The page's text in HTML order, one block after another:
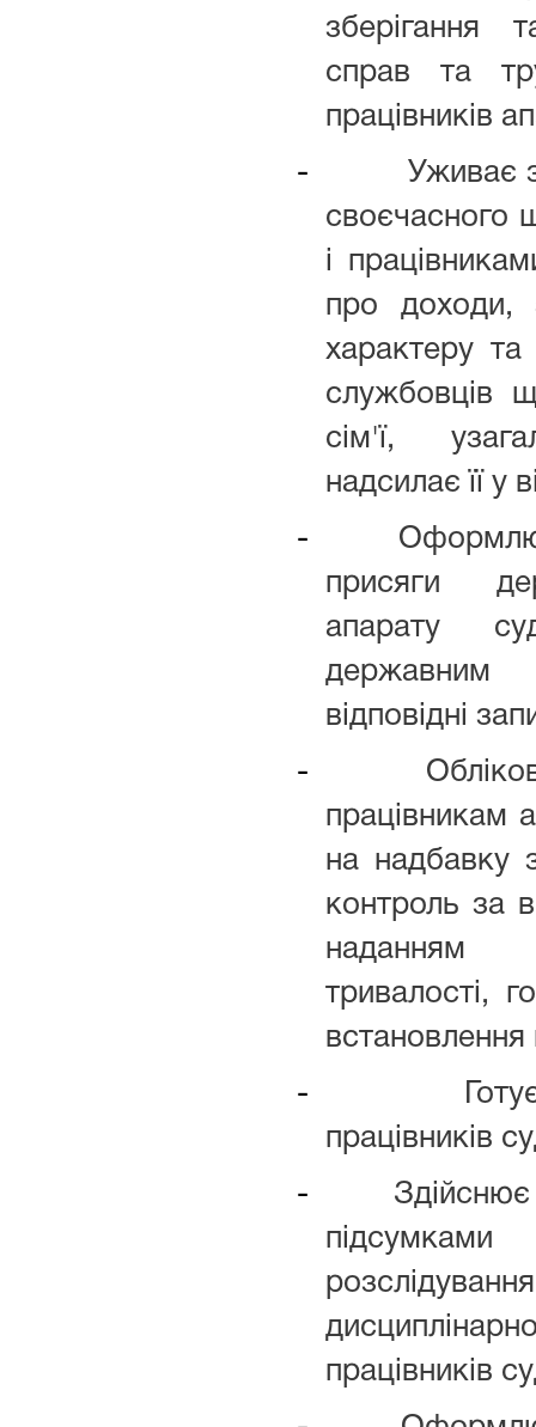
зберігання
справ та
працівників
-
Уживає
своєчасного
і
про доходи,
характеру
службовців
сім'ї,
надсилає її у
-
присяги
апарату
державним
відповідні
-
працівникам
на надбавку
контроль за
наданням
тривалості,
-
працівників
-
підсумками
працівників